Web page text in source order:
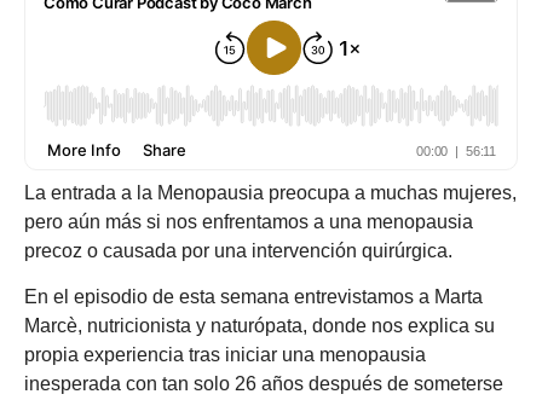
La entrada a la Menopausia preocupa a muchas mujeres,
pero aún más si nos enfrentamos a una menopausia
precoz o causada por una intervención quirúrgica.
En el episodio de esta semana entrevistamos a Marta
Marcè, nutricionista y naturópata, donde nos explica su
propia experiencia tras iniciar una menopausia
inesperada con tan solo 26 años después de someterse